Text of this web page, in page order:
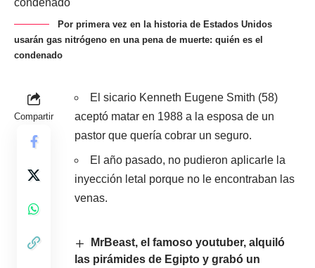
Por primera vez en la historia de Estados Unidos
usarán gas nitrógeno en una pena de muerte: quién es el
condenado
Compartir
El sicario Kenneth Eugene Smith (58)
aceptó matar en 1988 a la esposa de un
pastor que quería cobrar un seguro.
El año pasado, no pudieron aplicarle la
inyección letal porque no le encontraban las
venas.
MrBeast, el famoso youtuber, alquiló
las pirámides de Egipto y grabó un